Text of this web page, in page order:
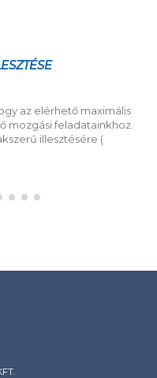
egy megbeszélés csak
Kedves partnereinkkel
és kényelmes
hangulatban